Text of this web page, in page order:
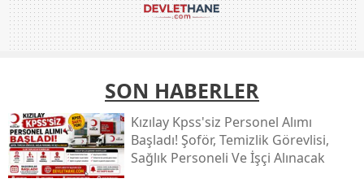
SON HABERLER
Kızılay Kpss'siz Personel Alımı
Başladı! Şoför, Temizlik Görevlisi,
Sağlık Personeli Ve İşçi Alınacak